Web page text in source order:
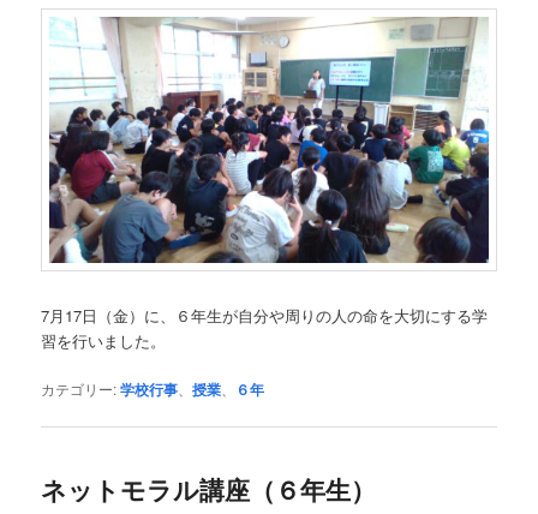
7月17日（金）に、６年生が自分や周りの人の命を大切にする学
習を行いました。
カテゴリー:学校行事、授業、 ６年
ネットモラル講座（６年生）